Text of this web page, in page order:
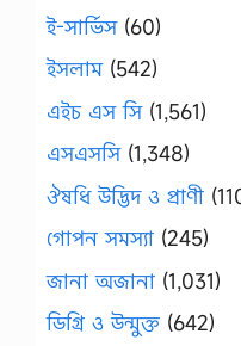
ই-সার্ভিস(60)
ইসলাম(542)
এইচ এস সি(1,561)
এসএসসি(1,348)
ঔষধি উদ্ভিদ ও প্রাণী
গোপন সমস্যা (245)
জানা অজানা (1,031)
ডিগ্রি ও উন্মুক্ত (642)